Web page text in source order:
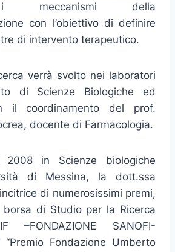
meccanismi della
con l’obiettivo di definire
di intervento terapeutico.
verrà svolto nei laboratori
di Scienze Biologiche ed
il coordinamento del prof.
docente di Farmacologia.
2008 in Scienze biologiche
di Messina, la dott.ssa
di numerosissimi premi,
di Studio per la Ricerca
–FONDAZIONE SANOFI-
“Premio Fondazione Umberto